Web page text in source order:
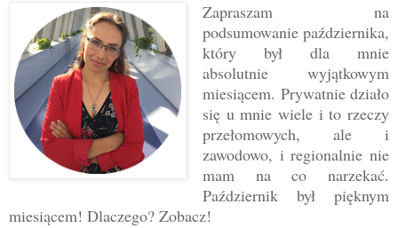
Zapraszam na
podsumowanie października,
który był dla mnie
absolutnie wyjątkowym
miesiącem. Prywatnie działo
się u mnie wiele i to rzeczy
przełomowych, ale i
zawodowo, i regionalnie nie
mam na co narzekać.
Październik był pięknym
miesiącem! Dlaczego? Zobacz!